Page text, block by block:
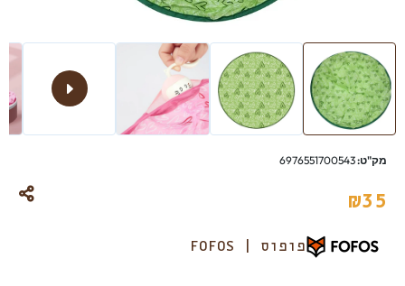
מק"ט:6976551700543
₪35
פופוס | FOFOS